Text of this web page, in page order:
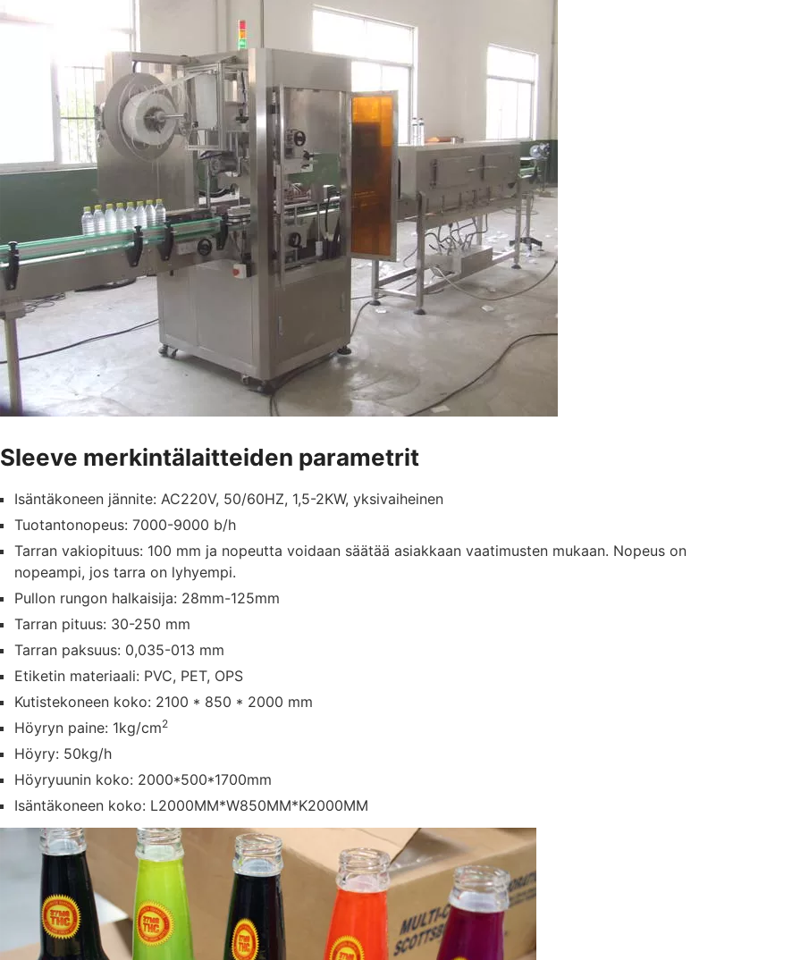
Sleeve merkintälaitteiden parametrit
Isäntäkoneen jännite: AC220V, 50/60HZ, 1,5-2KW, yksivaiheinen
Tuotantonopeus: 7000-9000 b/h
Tarran vakiopituus: 100 mm ja nopeutta voidaan säätää asiakkaan vaatimusten mukaan. Nopeus on
nopeampi, jos tarra on lyhyempi.
Pullon rungon halkaisija: 28mm-125mm
Tarran pituus: 30-250 mm
Tarran paksuus: 0,035-013 mm
Etiketin materiaali: PVC, PET, OPS
Kutistekoneen koko: 2100 * 850 * 2000 mm
Höyryn paine: 1kg/cm2
Höyry: 50kg/h
Höyryuunin koko: 2000*500*1700mm
Isäntäkoneen koko: L2000MM*W850MM*K2000MM